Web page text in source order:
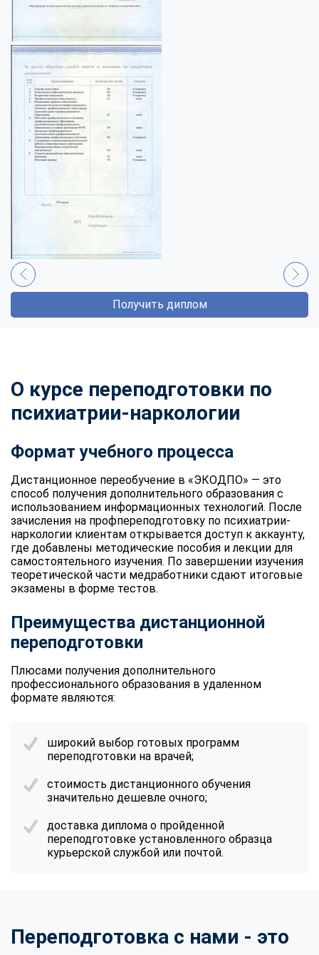
Получить диплом
О курсе переподготовки по
психиатрии-наркологии
Формат учебного процесса
Дистанционное переобучение в «ЭКОДПО» — это
способ получения дополнительного образования с
использованием информационных технологий. После
зачисления на профпереподготовку по психиатрии-
наркологии клиентам открывается доступ к аккаунту,
где добавлены методические пособия и лекции для
самостоятельного изучения. По завершении изучения
теоретической части медработники сдают итоговые
экзамены в форме тестов.
Преимущества дистанционной
переподготовки
Плюсами получения дополнительного
профессионального образования в удаленном
формате являются:
широкий выбор готовых программ
переподготовки на врачей;
стоимость дистанционного обучения
значительно дешевле очного;
доставка диплома о пройденной
переподготовке установленного образца
курьерской службой или почтой.
Переподготовка с нами - это